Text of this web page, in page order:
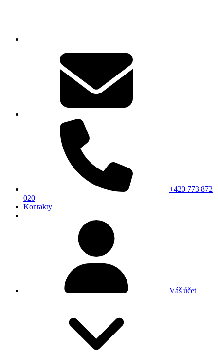
+420 773 872
020
Kontakty
Váš účet